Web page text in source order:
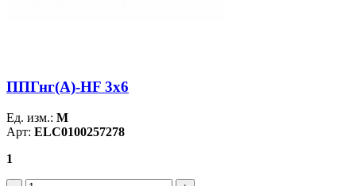
ППГнг(А)-HF 3х6
Ед. изм.: М
Арт: ELC0100257278
1